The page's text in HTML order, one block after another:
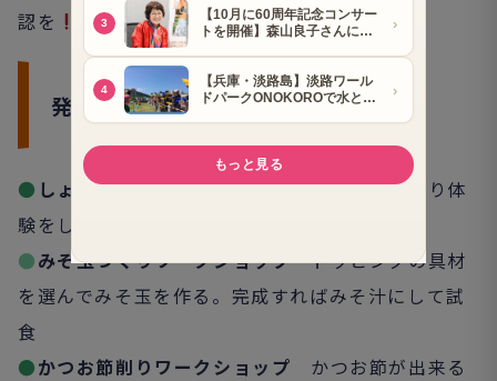
認を
発酵体験ゾーン
● しょうゆづくりワークショップもろみの搾り体
験をして、しょうゆアイスを試食。
●みそ玉づくりワークショップトッピングの具材
を選んでみそ玉を作る。完成すればみそ汁にして試
食
●かつお節削りワークショップ かつお節が出来る